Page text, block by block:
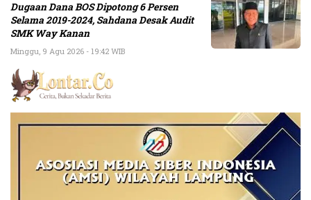
Dugaan Dana BOS Dipotong 6 Persen
Selama 2019-2024, Sahdana Desak Audit
SMK Way Kanan
Minggu, 9 Agu 2026 - 19:42 WIB